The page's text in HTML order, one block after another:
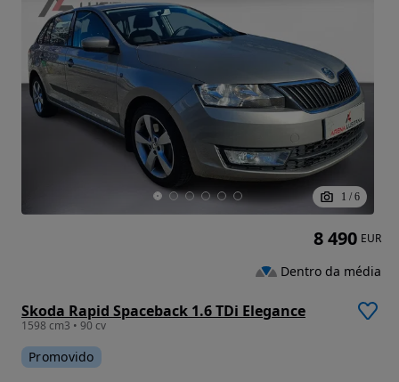
1 / 6
Skoda Rapid Spaceback 1.6 TDi Elegance
1598 cm3 • 90 cv
Promovido
8 490 EUR
Dentro da média